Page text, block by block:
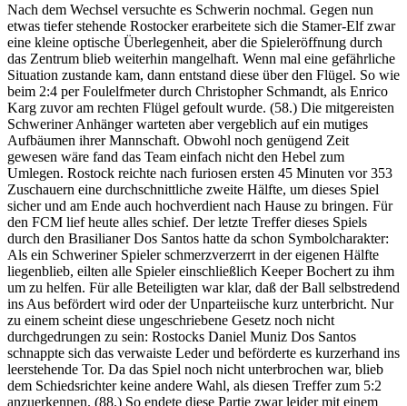
Nach dem Wechsel versuchte es Schwerin nochmal. Gegen nun
etwas tiefer stehende Rostocker erarbeitete sich die Stamer-Elf zwar
eine kleine optische Überlegenheit, aber die Spieleröffnung durch
das Zentrum blieb weiterhin mangelhaft. Wenn mal eine gefährliche
Situation zustande kam, dann entstand diese über den Flügel. So wie
beim 2:4 per Foulelfmeter durch Christopher Schmandt, als Enrico
Karg zuvor am rechten Flügel gefoult wurde. (58.) Die mitgereisten
Schweriner Anhänger warteten aber vergeblich auf ein mutiges
Aufbäumen ihrer Mannschaft. Obwohl noch genügend Zeit
gewesen wäre fand das Team einfach nicht den Hebel zum
Umlegen. Rostock reichte nach furiosen ersten 45 Minuten vor 353
Zuschauern eine durchschnittliche zweite Hälfte, um dieses Spiel
sicher und am Ende auch hochverdient nach Hause zu bringen. Für
den FCM lief heute alles schief. Der letzte Treffer dieses Spiels
durch den Brasilianer Dos Santos hatte da schon Symbolcharakter:
Als ein Schweriner Spieler schmerzverzerrt in der eigenen Hälfte
liegenblieb, eilten alle Spieler einschließlich Keeper Bochert zu ihm
um zu helfen. Für alle Beteiligten war klar, daß der Ball selbstredend
ins Aus befördert wird oder der Unparteiische kurz unterbricht. Nur
zu einem scheint diese ungeschriebene Gesetz noch nicht
durchgedrungen zu sein: Rostocks Daniel Muniz Dos Santos
schnappte sich das verwaiste Leder und beförderte es kurzerhand ins
leerstehende Tor. Da das Spiel noch nicht unterbrochen war, blieb
dem Schiedsrichter keine andere Wahl, als diesen Treffer zum 5:2
anzuerkennen. (88.) So endete diese Partie zwar leider mit einem